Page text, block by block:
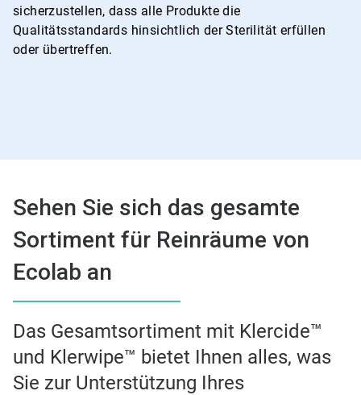
sicherzustellen, dass alle Produkte die
Qualitätsstandards hinsichtlich der Sterilität erfüllen
oder übertreffen.
Sehen Sie sich das gesamte
Sortiment für Reinräume von
Ecolab an
Das Gesamtsortiment mit Klercide™
und Klerwipe™ bietet Ihnen alles, was
Sie zur Unterstützung Ihres